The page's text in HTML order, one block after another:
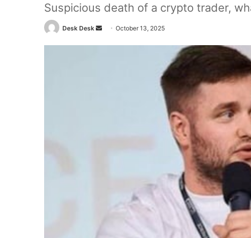
Suspicious death of a crypto trader,
Desk Desk
SendOctober 13, 2025